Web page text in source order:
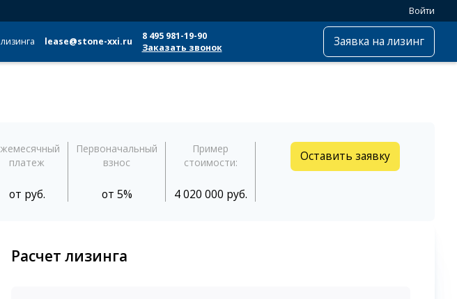
Войти
lease@stone-xxi.ru
8 495 981-19-90
Заказать звонок
Заявка на лизинг
платеж
от руб.
Первоначальный
взнос
от 5%
Пример
стоимости:
4 020 000 руб.
Оставить заявку
Расчет лизинга